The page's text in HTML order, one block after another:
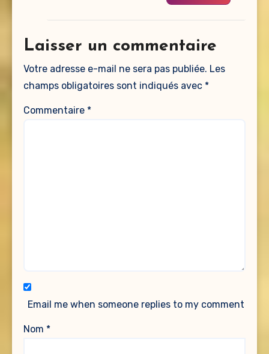
Laisser un commentaire
Votre adresse e-mail ne sera pas publiée. Les
champs obligatoires sont indiqués avec *
Commentaire *
Email me when someone replies to my comment
Nom *